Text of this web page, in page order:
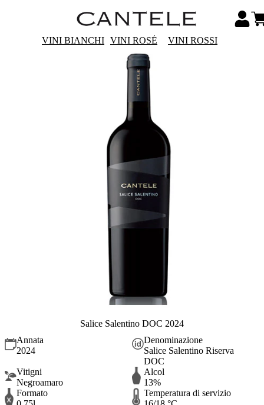
VINI BIANCHI VINI ROSÉ VINI ROSSI
Salice Salentino DOC 2024
Annata
2024
Denominazione
Salice Salentino Riserva
DOC
Vitigni
Negroamaro
Alcol
13%
Formato
Temperatura di servizio